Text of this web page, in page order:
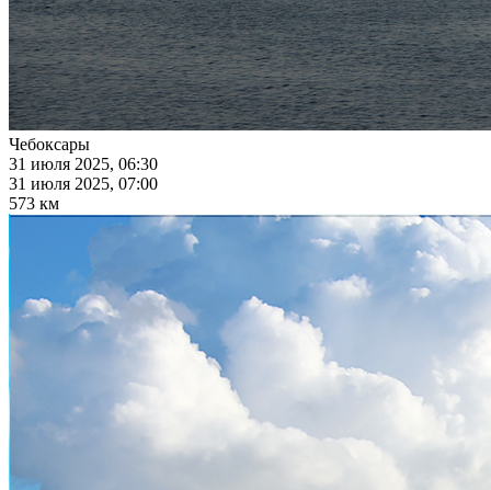
Чебоксары
31 июля 2025, 06:30
31 июля 2025, 07:00
573 км